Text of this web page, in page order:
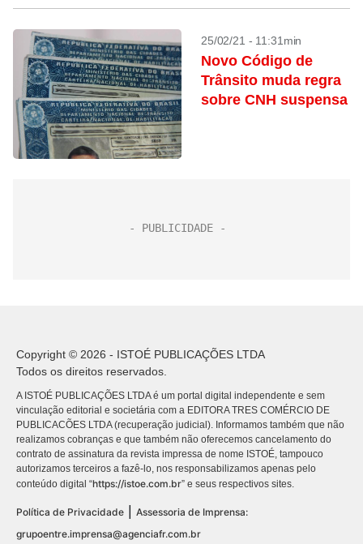
25/02/21 - 11:31min
Novo Código de
Trânsito muda regra
sobre CNH suspensa
Copyright © 2026 - ISTOÉ PUBLICAÇÕES LTDA
Todos os direitos reservados.
A ISTOÉ PUBLICAÇÕES LTDA é um portal digital independente e sem
vinculação editorial e societária com a EDITORA TRES COMÉRCIO DE
PUBLICACÕES LTDA (recuperação judicial). Informamos também que não
realizamos cobranças e que também não oferecemos cancelamento do
contrato de assinatura da revista impressa de nome ISTOÉ, tampouco
autorizamos terceiros a fazê-lo, nos responsabilizamos apenas pelo
conteúdo digital “https://istoe.com.br” e seus respectivos sites.
Política de Privacidade
Assessoria de Imprensa:
grupoentre.imprensa@agenciafr.com.br